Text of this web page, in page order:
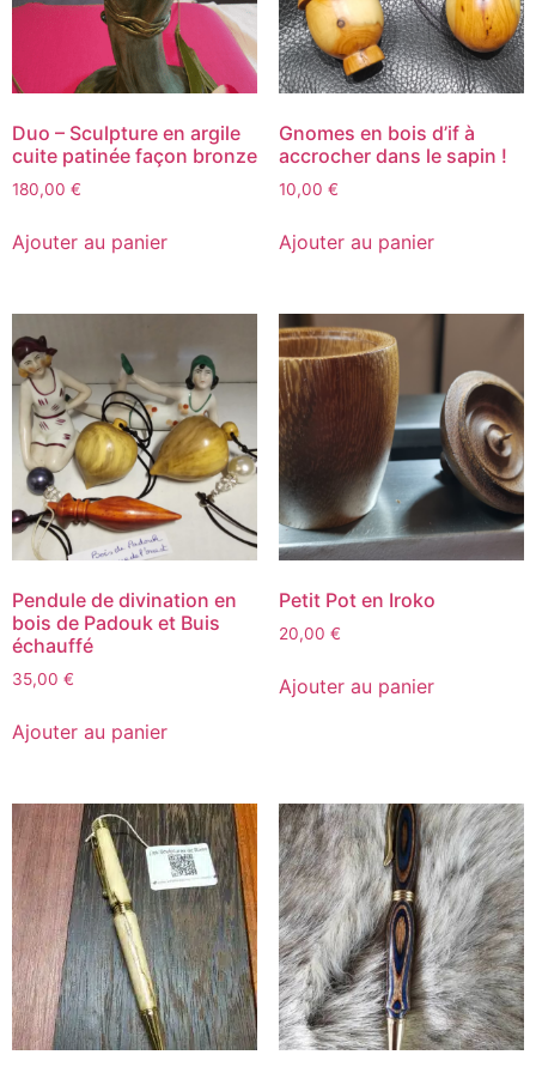
Duo – Sculpture en argile
cuite patinée façon bronze
180,00 €
Ajouter au panier
Gnomes en bois d’if à
accrocher dans le sapin !
10,00 €
Ajouter au panier
Pendule de divination en
bois de Padouk et Buis
échauffé
35,00 €
Ajouter au panier
Petit Pot en Iroko
20,00 €
Ajouter au panier